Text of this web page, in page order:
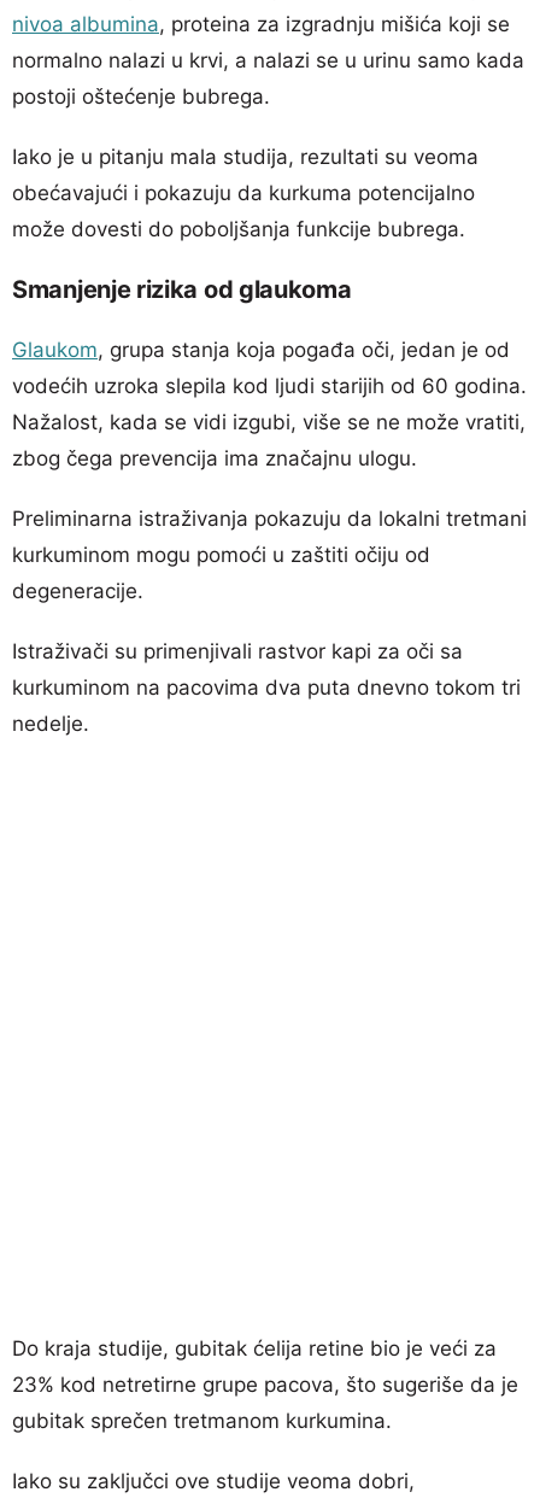
nivoa albumina, proteina za izgradnju mišića koji se
normalno nalazi u krvi, a nalazi se u urinu samo kada
postoji oštećenje bubrega.
Iako je u pitanju mala studija, rezultati su veoma
obećavajući i pokazuju da kurkuma potencijalno
može dovesti do poboljšanja funkcije bubrega.
Smanjenje rizika od glaukoma
Glaukom, grupa stanja koja pogađa oči, jedan je od
vodećih uzroka slepila kod ljudi starijih od 60 godina.
Nažalost, kada se vidi izgubi, više se ne može vratiti,
zbog čega prevencija ima značajnu ulogu.
Preliminarna istraživanja pokazuju da lokalni tretmani
kurkuminom mogu pomoći u zaštiti očiju od
degeneracije.
Istraživači su primenjivali rastvor kapi za oči sa
kurkuminom na pacovima dva puta dnevno tokom tri
nedelje.
Do kraja studije, gubitak ćelija retine bio je veći za
23% kod netretirne grupe pacova, što sugeriše da je
gubitak sprečen tretmanom kurkumina.
Iako su zaključci ove studije veoma dobri,